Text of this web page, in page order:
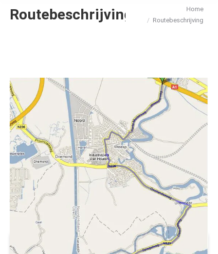
Routebeschrijving
Je bent hier:
Home
Routebeschrijving